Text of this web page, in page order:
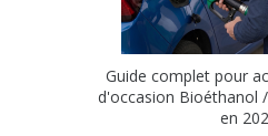
Guide complet pour
d'occasion Bioéthanol
en